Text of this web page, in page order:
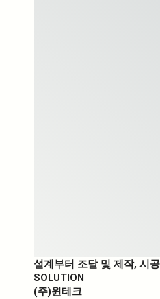
설계부터 조달 및 제작, 시
SOLUTION
(주)윈테크